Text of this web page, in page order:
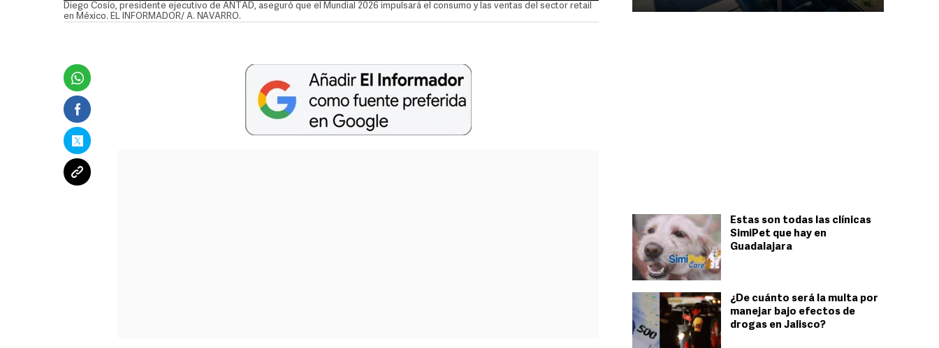
Estas son todas las clínicas
SimiPet que hay en
Guadalajara
¿De cuánto será la multa por
manejar bajo efectos de
drogas en Jalisco?
Diego Cosío, presidente ejecutivo de ANTAD, aseguró que el Mundial 2026 impulsará el consumo y las ventas del sector retail
en México. EL INFORMADOR/ A. NAVARRO.